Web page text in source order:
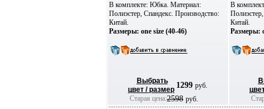
В комплекте: Юбка. Материал:
Полиэстер, Спандекс. Производство:
Китай.
Размеры: one size (40-46)
Выбрать
цвет / размер 1299 руб.
Старая цена:2598 руб.
В
Китай.
Размеры: